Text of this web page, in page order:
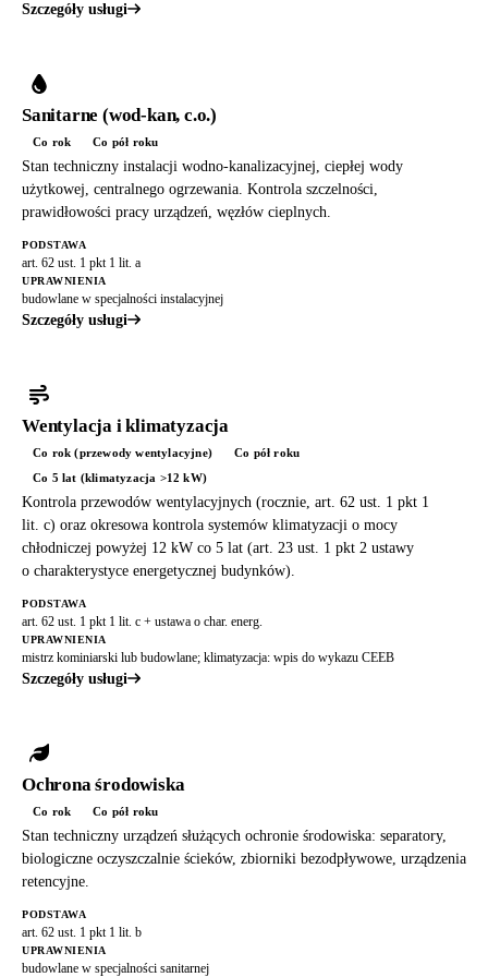
Szczegóły usługi
Sanitarne (wod-kan, c.o.)
Co rok Co pół roku
Stan techniczny instalacji wodno-kanalizacyjnej, ciepłej wody
użytkowej, centralnego ogrzewania. Kontrola szczelności,
prawidłowości pracy urządzeń, węzłów cieplnych.
PODSTAWA
art. 62 ust. 1 pkt 1 lit. a
UPRAWNIENIA
budowlane w specjalności instalacyjnej
Szczegóły usługi
Wentylacja i klimatyzacja
Co rok (przewody wentylacyjne)
Co pół roku
Co 5 lat (klimatyzacja >12 kW)
Kontrola przewodów wentylacyjnych (rocznie, art. 62 ust. 1 pkt 1
lit. c) oraz okresowa kontrola systemów klimatyzacji o mocy
chłodniczej powyżej 12 kW co 5 lat (art. 23 ust. 1 pkt 2 ustawy
o charakterystyce energetycznej budynków).
PODSTAWA
art. 62 ust. 1 pkt 1 lit. c + ustawa o char. energ.
UPRAWNIENIA
mistrz kominiarski lub budowlane; klimatyzacja: wpis do wykazu CEEB
Szczegóły usługi
Ochrona środowiska
Co rok Co pół roku
Stan techniczny urządzeń służących ochronie środowiska: separatory,
biologiczne oczyszczalnie ścieków, zbiorniki bezodpływowe, urządzenia
retencyjne.
PODSTAWA
art. 62 ust. 1 pkt 1 lit. b
UPRAWNIENIA
budowlane w specjalności sanitarnej